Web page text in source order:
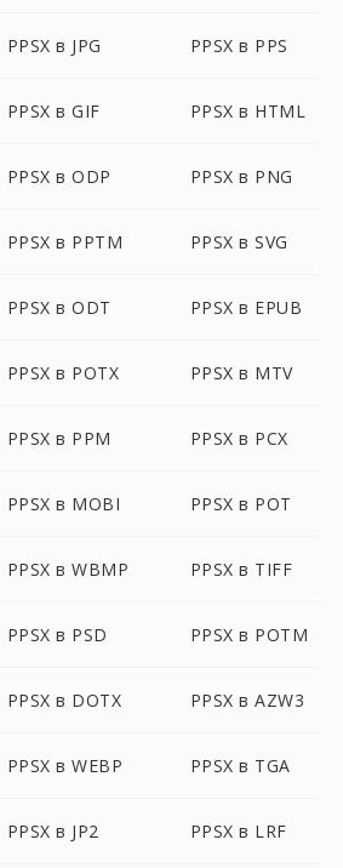
PPSX в JPG PPSX в PPS
PPSX в GIF PPSX в HTML
PPSX в ODP PPSX в PNG
PPSX в PPTM PPSX в SVG
PPSX в ODT PPSX в EPUB
PPSX в POTX PPSX в MTV
PPSX в PPM PPSX в PCX
PPSX в MOBI PPSX в POT
PPSX в WBMP PPSX в TIFF
PPSX в PSD PPSX в POTM
PPSX в DOTX PPSX в AZW3
PPSX в WEBP PPSX в TGA
PPSX в JP2 PPSX в LRF